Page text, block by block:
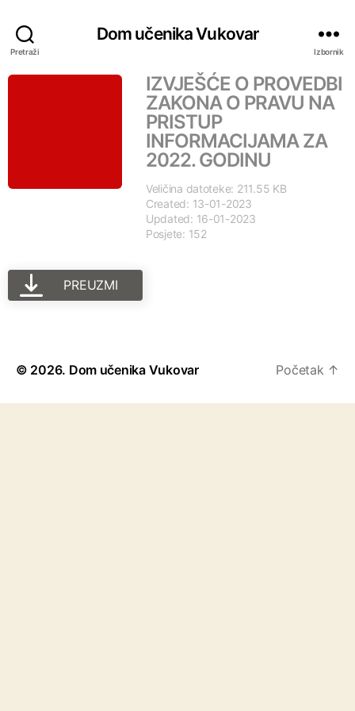
Pretraži
Dom učenika Vukovar
Izbornik
IZVJEŠĆE O PROVEDBI
ZAKONA O PRAVU NA
PRISTUP
INFORMACIJAMA ZA
2022. GODINU
Veličina datoteke: 211.55 KB
Created: 13-01-2023
Updated: 16-01-2023
Posjete: 152
PREUZMI
© 2026. Dom učenika Vukovar Početak ↑